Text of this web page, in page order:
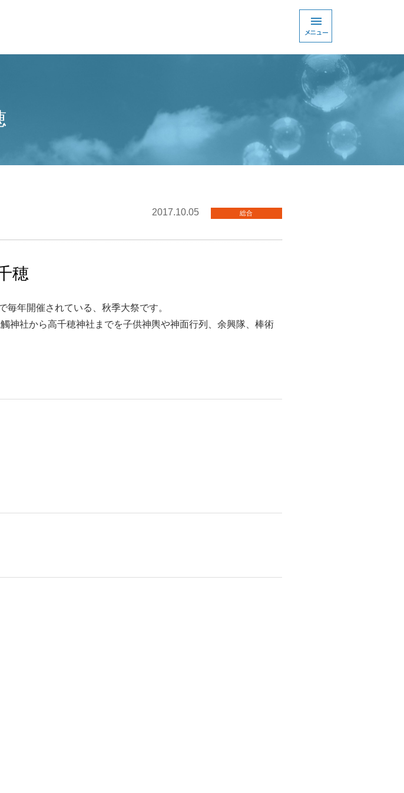
2017.10.05 総合
穂
年開催されている、秋季大祭です。
神社から高千穂神社までを子供神輿や神面行列、余興隊、棒術